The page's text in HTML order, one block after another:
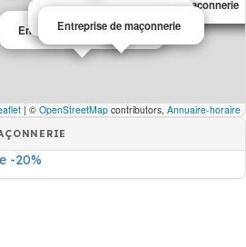
Entreprise de maçonnerie
Entreprise de maçonnerie
Entreprise de maçonnerie
Entreprise de maçonnerie
| © OpenStreetMap contributors, Annuaire-horaire
-20%